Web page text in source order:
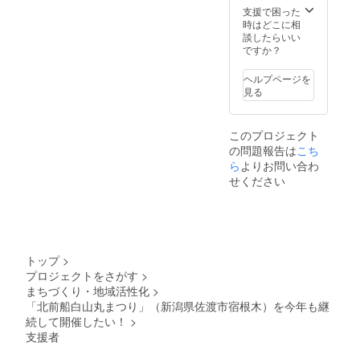
「白山
丸まつ
り」当
日は全
となり
ますの
で、別
日にご
ださ
い。
※支援者
様の交
通費や
3月31日
【佐渡
り」が
中止に
なる場
合があ
す。
⑤「佐
渡国小
木民俗
館・千
石船
「白山
丸」展
示館」
常時展
示して
支援で困った
時はどこに相
談したらいい
ですか？
ヘルプページを
見る
このプロジェクト
の問題報告はこち
らよりお問い合わ
せください
トップ >
プロジェクトをさがす >
まちづくり・地域活性化 >
「北前船白山丸まつり」（新潟県佐渡市宿根木）を今年も継
続して開催したい！ >
支援者